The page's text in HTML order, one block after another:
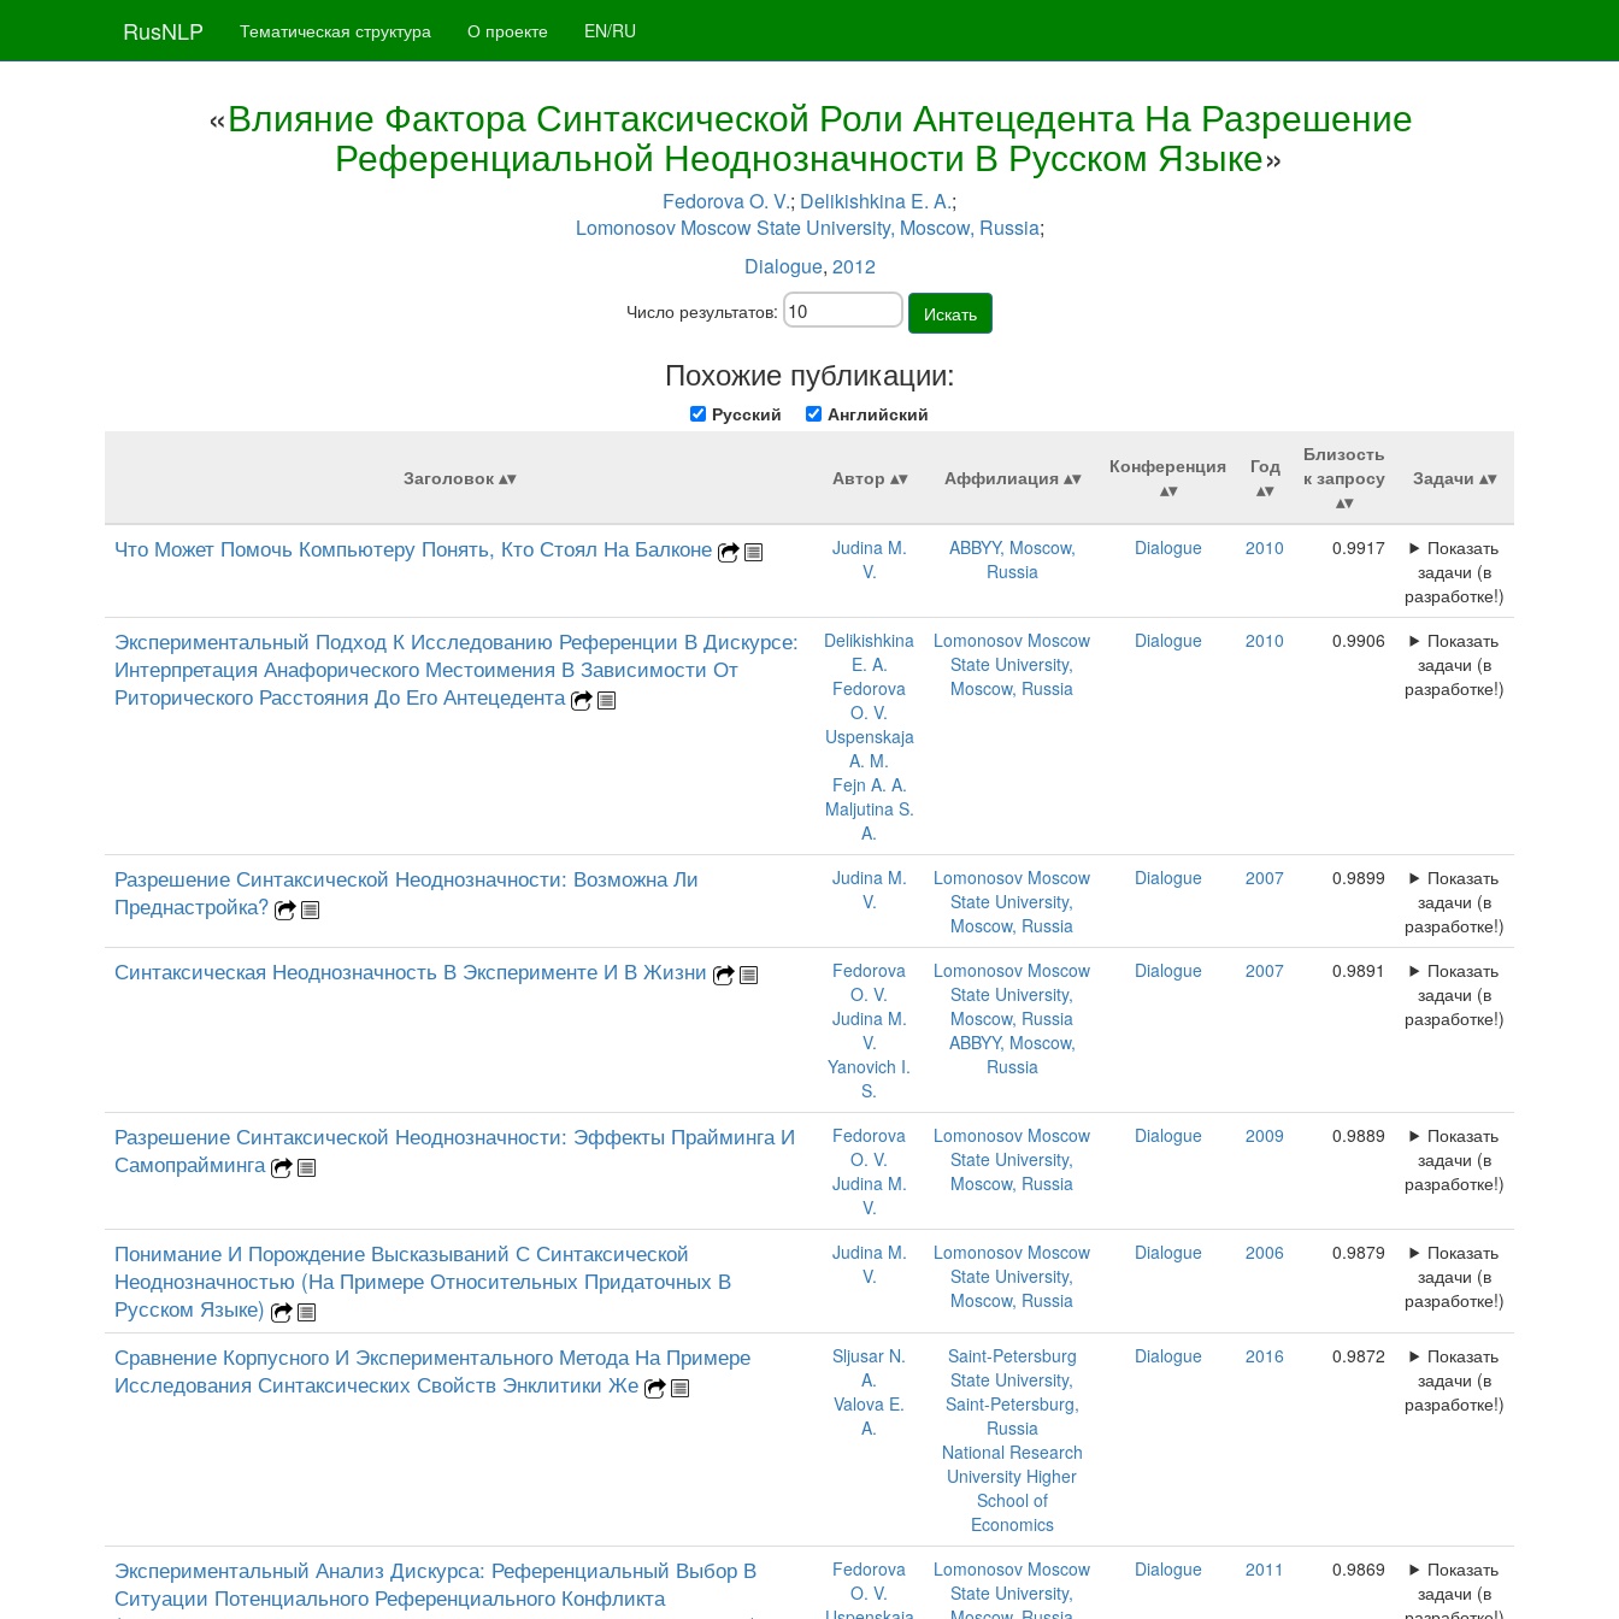
RusNLP Тематическая структура О проекте EN/RU
«Влияние Фактора Синтаксической Роли Антецедента На Разрешение
Референциальной Неоднозначности В Русском Языке»
Fedorova O. V.; Delikishkina E. A.;
Lomonosov Moscow State University, Moscow, Russia;
Dialogue, 2012
Число результатов: Искать
Похожие публикации:
Русский Английский
Заголовок Автор Аффилиация Конференция Год
Близость
к запросу
Задачи
Что Может Помочь Компьютеру Понять, Кто Стоял На Балконе
Judina M.
V.
ABBYY, Moscow,
Russia
Dialogue 2010 0.9917
Показать
задачи (в
разработке!)
Экспериментальный Подход К Исследованию Референции В Дискурсе:
Интерпретация Анафорического Местоимения В Зависимости От
Риторического Расстояния До Его Антецедента
Delikishkina
E. A.
Fedorova
O. V.
Uspenskaja
A. M.
Fejn A. A.
Maljutina S.
A.
Lomonosov Moscow
State University,
Moscow, Russia
Dialogue 2010 0.9906
Показать
задачи (в
разработке!)
Разрешение Синтаксической Неоднозначности: Возможна Ли
Преднастройка?
Judina M.
V.
Lomonosov Moscow
State University,
Moscow, Russia
Dialogue 2007 0.9899
Показать
задачи (в
разработке!)
Синтаксическая Неоднозначность В Эксперименте И В Жизни
Fedorova
O. V.
Judina M.
V.
Yanovich I.
S.
Lomonosov Moscow
State University,
Moscow, Russia
ABBYY, Moscow,
Russia
Dialogue 2007 0.9891
Показать
задачи (в
разработке!)
Разрешение Синтаксической Неоднозначности: Эффекты Прайминга И
Самопрайминга
Fedorova
O. V.
Judina M.
V.
Lomonosov Moscow
State University,
Moscow, Russia
Dialogue 2009 0.9889
Показать
задачи (в
разработке!)
Понимание И Порождение Высказываний С Синтаксической
Неоднозначностью (На Примере Относительных Придаточных В
Русском Языке)
Judina M.
V.
Lomonosov Moscow
State University,
Moscow, Russia
Dialogue 2006 0.9879
Показать
задачи (в
разработке!)
Сравнение Корпусного И Экспериментального Метода На Примере
Исследования Синтаксических Свойств Энклитики Же
Sljusar N.
A.
Valova E.
A.
Saint-Petersburg
State University,
Saint-Petersburg,
Russia
National Research
University Higher
School of
Economics
Dialogue 2016 0.9872
Показать
задачи (в
разработке!)
Экспериментальный Анализ Дискурса: Референциальный Выбор В
Ситуации Потенциального Референциального Конфликта
Fedorova
O. V.
Lomonosov Moscow
State University,
Dialogue 2011 0.9869
Показать
задачи (в